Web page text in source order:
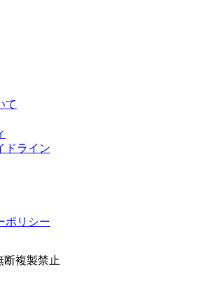
て
ドライン
ポリシー
断複製禁止